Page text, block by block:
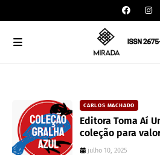
CARLOS MACHADO
Editora Toma Aí
coleção para
paranaense
julho 10, 2025